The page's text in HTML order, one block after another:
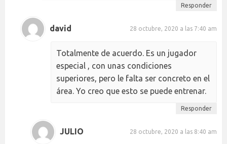
Responder
david 28 octubre, 2020 a las 7:40 am
Totalmente de acuerdo. Es un jugador
especial , con unas condiciones
superiores, pero le falta ser concreto en el
área. Yo creo que esto se puede entrenar.
Responder
JULIO 28 octubre, 2020 a las 8:40 am